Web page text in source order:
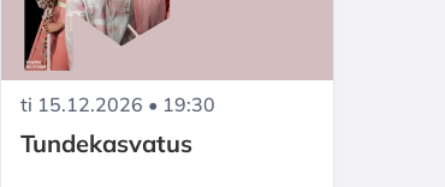
ti 15.12.2026 • 19:30
Tundekasvatus